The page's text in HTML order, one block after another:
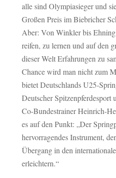
alle sind Olympiasieger und
Großen Preis im Biebricher
Aber: Von Winkler bis
reifen, zu lernen und auf den
dieser Welt Erfahrungen zu
Chance wird man nicht zum
bietet Deutschlands U25-
Deutscher Spitzenpferdesport
Co-Bundestrainer Heinrich-
es auf den Punkt: „Der
hervorragendes Instrument,
Übergang in den
erleichtern.“